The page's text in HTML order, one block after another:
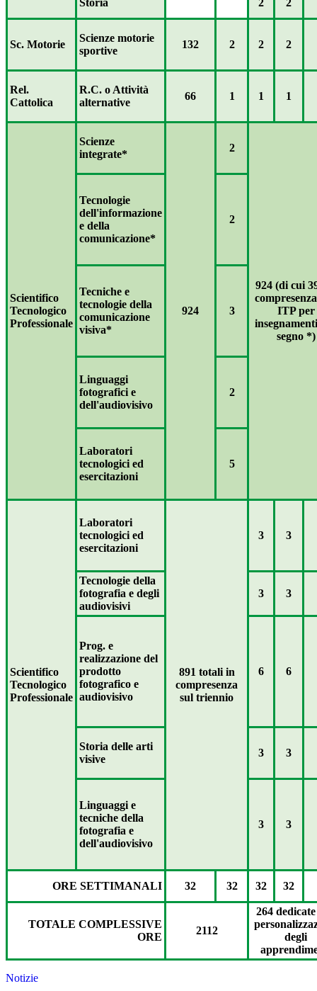
Storia 2 2
Sc. Motorie
Scienze motorie
sportive
132 2 2 2
Rel.
Cattolica
R.C. o Attività
alternative
66 1 1 1
Scientifico
Tecnologico
Professionale
Scienze
integrate*
924
2
924 (di cui
ITP per
segno *)
Tecnologie
dell'informazione
e della
comunicazione*
2
Tecniche e
tecnologie della
comunicazione
visiva*
3
Linguaggi
fotografici e
dell'audiovisivo
2
Laboratori
tecnologici ed
esercitazioni
5
Scientifico
Tecnologico
Professionale
Laboratori
tecnologici ed
esercitazioni
891 totali in
compresenza
sul triennio
3 3
Tecnologie della
fotografia e degli
audiovisivi
3 3
Prog. e
realizzazione del
prodotto
fotografico e
audiovisivo
6 6
Storia delle arti
visive
3 3
Linguaggi e
tecniche della
fotografia e
dell'audiovisivo
3 3
ORE SETTIMANALI 32 32 32 32
TOTALE COMPLESSIVE
ORE
2112
264
degli
Notizie